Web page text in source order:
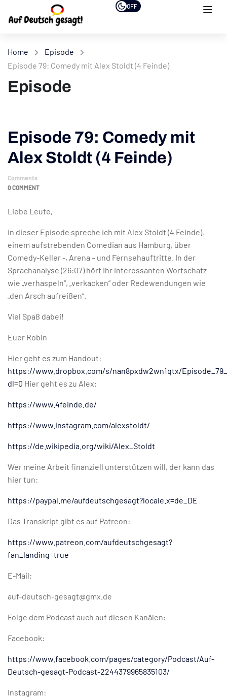
OFF
Home
Episode
Episode 79: Comedy mit Alex Stoldt (4 Feinde)
Episode
Episode 79: Comedy mit
Alex Stoldt (4 Feinde)
Comments
0 COMMENT
Liebe Leute,
in dieser Episode spreche ich mit Alex Stoldt (4 Feinde),
einem aufstrebenden Comedian aus Hamburg, über
Comedy-Keller -, Arena – und Fernsehauftritte. In der
Sprachanalyse (26:07) hört Ihr interessanten Wortschatz
wie „verhaspeln“, „verkacken“ oder Redewendungen wie
„den Arsch aufreißen“.
Viel Spaß dabei!
Euer Robin
Hier geht es zum Handout:
https://www.dropbox.com/s/nan8pxdw2wn1qtx/
dl=0 Hier geht es zu Alex:
https://www.4feinde.de/
https://www.instagram.com/alexstoldt/
https://de.wikipedia.org/wiki/Alex_Stoldt
Wer meine Arbeit finanziell unterstützen will, der kann das
hier tun:
https://paypal.me/aufdeutschgesagt?locale.x=de_DE
Das Transkript gibt es auf Patreon:
https://www.patreon.com/aufdeutschgesagt?
fan_landing=true
E-Mail:
auf-deutsch-gesagt@gmx.de
Folge dem Podcast auch auf diesen Kanälen:
Facebook:
https://www.facebook.com/pages/category/Podcast/Auf-
Deutsch-gesagt-Podcast-2244379965835103/
Instagram: